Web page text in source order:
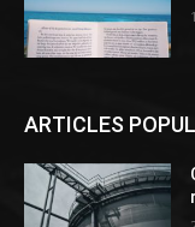
ARTICLES